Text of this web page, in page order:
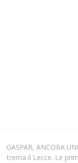
GASPAR, ANCORA
trema il Lecce. Le